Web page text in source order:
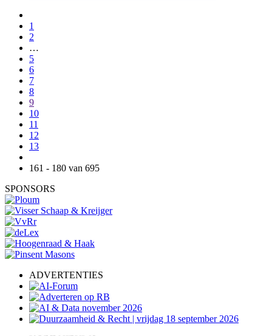
1
2
…
5
6
7
8
9
10
11
12
13
161 - 180 van 695
SPONSORS
ADVERTENTIES